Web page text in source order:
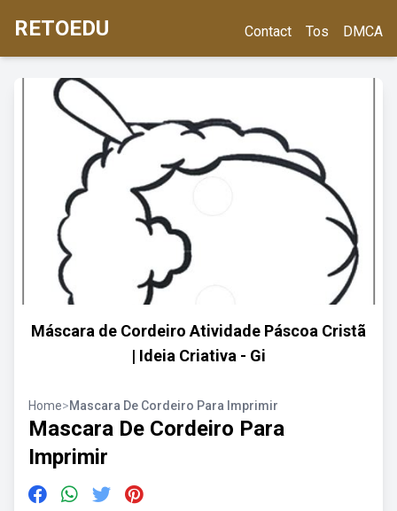
RETOEDU Contact Tos DMCA
Máscara de Cordeiro Atividade Páscoa Cristã
| Ideia Criativa - Gi
Home>Mascara De Cordeiro Para Imprimir
Mascara De Cordeiro Para
Imprimir